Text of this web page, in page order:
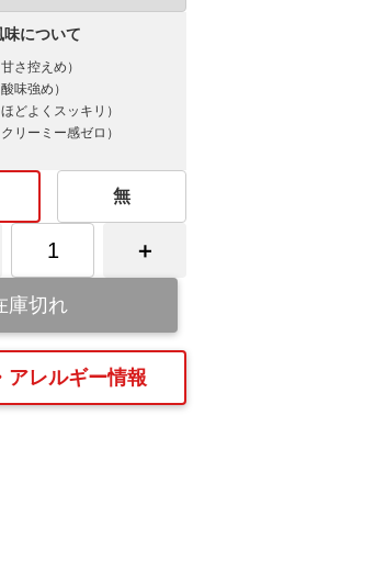
について
甘さ控えめ）
酸味強め）
ほどよくスッキリ）
クリーミー感ゼロ）
無
庫切れ
アレルギー情報